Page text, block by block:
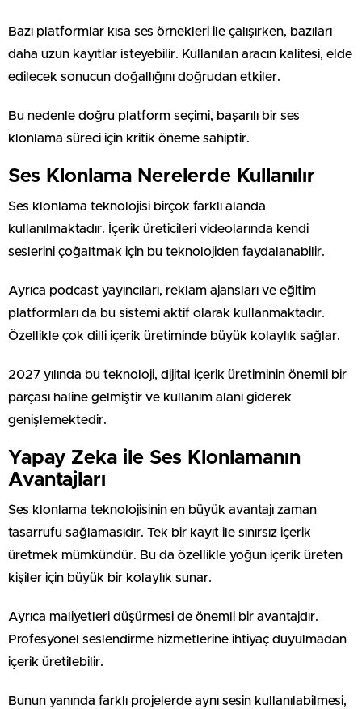
Bazı platformlar kısa ses örnekleri ile çalışırken, bazıları
daha uzun kayıtlar isteyebilir. Kullanılan aracın kalitesi, elde
edilecek sonucun doğallığını doğrudan etkiler.
Bu nedenle doğru platform seçimi, başarılı bir ses
klonlama süreci için kritik öneme sahiptir.
Ses Klonlama Nerelerde Kullanılır
Ses klonlama teknolojisi birçok farklı alanda
kullanılmaktadır. İçerik üreticileri videolarında kendi
seslerini çoğaltmak için bu teknolojiden faydalanabilir.
Ayrıca podcast yayıncıları, reklam ajansları ve eğitim
platformları da bu sistemi aktif olarak kullanmaktadır.
Özellikle çok dilli içerik üretiminde büyük kolaylık sağlar.
2027 yılında bu teknoloji, dijital içerik üretiminin önemli bir
parçası haline gelmiştir ve kullanım alanı giderek
genişlemektedir.
Yapay Zeka ile Ses Klonlamanın
Avantajları
Ses klonlama teknolojisinin en büyük avantajı zaman
tasarrufu sağlamasıdır. Tek bir kayıt ile sınırsız içerik
üretmek mümkündür. Bu da özellikle yoğun içerik üreten
kişiler için büyük bir kolaylık sunar.
Ayrıca maliyetleri düşürmesi de önemli bir avantajdır.
Profesyonel seslendirme hizmetlerine ihtiyaç duyulmadan
içerik üretilebilir.
Bunun yanında farklı projelerde aynı sesin kullanılabilmesi,